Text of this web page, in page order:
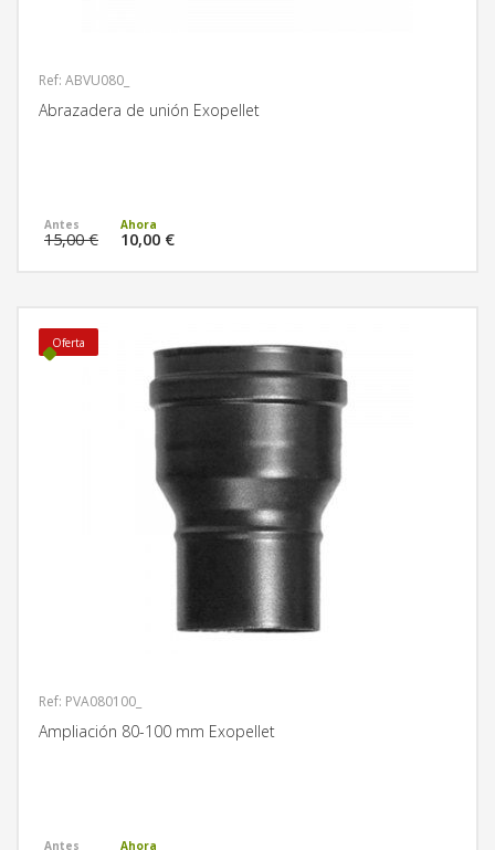
Ref: ABVU080_
Abrazadera de unión Exopellet
15,00 € 10,00 €
Oferta
Ref: PVA080100_
Ampliación 80-100 mm Exopellet